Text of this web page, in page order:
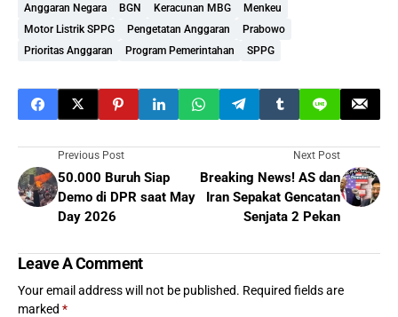
Anggaran Negara BGN Keracunan MBG
Menkeu
Motor Listrik SPPG
Pengetatan Anggaran
Prabowo
Prioritas Anggaran
Program Pemerintahan SPPG
Previous Post
50.000 Buruh Siap
Demo di DPR saat May
Day 2026
Next Post
Breaking News! AS dan
Iran Sepakat Gencatan
Senjata 2 Pekan
Leave A Comment
Your email address will not be published. Required fields are
marked *